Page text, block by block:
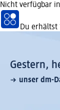
Nicht verfügbar
Du erhältst
Gestern,
unser dm-